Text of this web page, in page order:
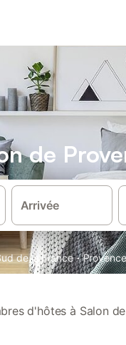
de
Arrivée
de la France ·
d'hôtes à Salon